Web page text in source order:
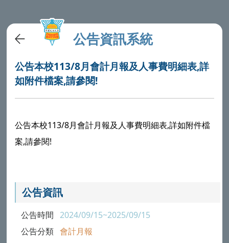
公告資訊系統
公告本校113/8月會計月報及人事費明細表,詳
如附件檔案,請參閱!
公告本校113/8月會計月報及人事費明細表,詳如附件檔
案,請參閱!
公告資訊
公告時間 2024/09/15~2025/09/15
公告分類 會計月報